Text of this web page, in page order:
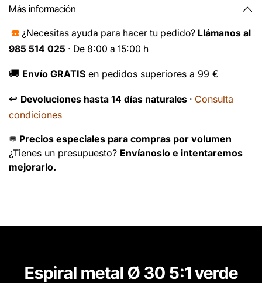
Más información
☎️ ¿Necesitas ayuda para hacer tu pedido? Llámanos al
985 514 025 · De 8:00 a 15:00 h
🚚 Envío GRATIS en pedidos superiores a 99 €
↩️ Devoluciones hasta 14 días naturales · Consulta
condiciones
💬 Precios especiales para compras por volumen
¿Tienes un presupuesto? Envíanoslo e intentaremos
mejorarlo.
Espiral metal Ø 30 5:1 verde